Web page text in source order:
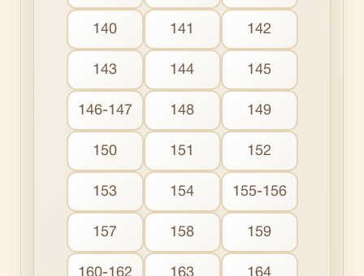
140 141 142
143 144 145
146-147 148 149
150 151 152
153 154 155-156
157 158 159
160-162 163 164